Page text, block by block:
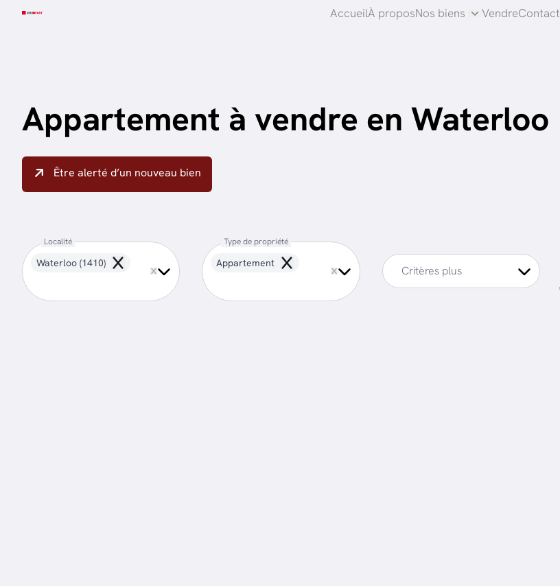
AccueilÀ proposNos biens VendreContact
Appartement à vendre en Waterloo
Être alerté d’un nouveau bien
Localité
Waterloo (1410) Remove
Type de propriété
Appartement Remove Critères plus